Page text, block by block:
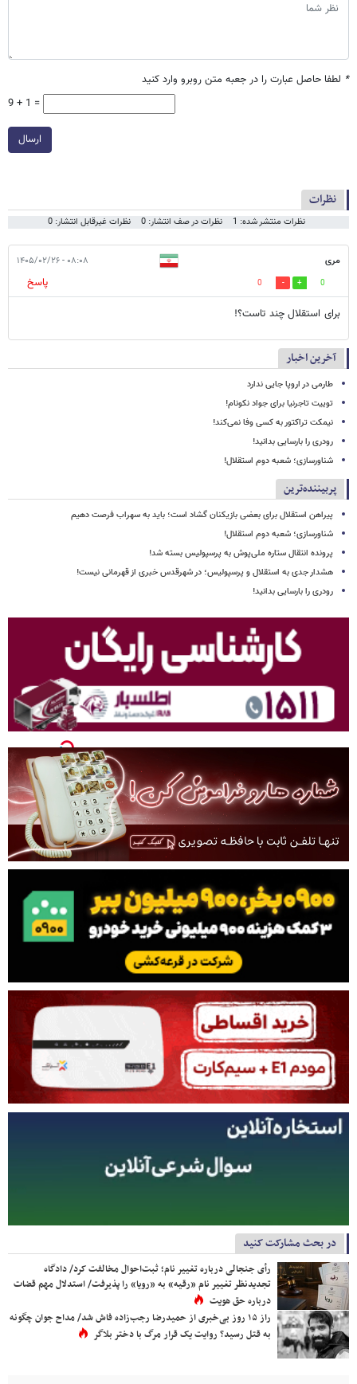
* لطفا حاصل عبارت را در جعبه متن روبرو وارد کنید
9 + 1 =
ارسال
نظرات
نظرات منتشر شده: 1 نظرات در صف انتشار: 0 نظرات غیرقابل انتشار: 0
مری ۰۸:۰۸ - ۱۴۰۵/۰۲/۲۶
0
0
پاسخ
برای استقلال چند تاست؟!
آخرین اخبار
طارمی در اروپا جایی ندارد
توییت تاجرنیا برای جواد نکونام!
نیمکت تراکتور به کسی وفا نمی‌کند!
رودری را بارسایی بدانید!
شناورسازی؛ شعبه دوم استقلال!
پربیننده‌ترین
پیراهن استقلال برای بعضی بازیکنان گشاد است؛ باید به سهراب فرصت دهیم
شناورسازی؛ شعبه دوم استقلال!
پرونده انتقال ستاره ملی‌پوش به پرسپولیس بسته شد!
هشدار جدی به استقلال و پرسپولیس؛ در شهرقدس خبری از قهرمانی نیست!
رودری را بارسایی بدانید!
در بحث مشارکت کنید
رأی جنجالی درباره تغییر نام؛ ثبت‌احوال مخالفت کرد/ دادگاه
تجدیدنظر تغییر نام «رقیه» به «رویا» را پذیرفت/ استدلال مهم قضات
درباره حق هویت
راز ۱۵ روز بی‌خبری از حمیدرضا رجب‌زاده فاش شد/ مداح جوان چگونه
به قتل رسید؟ روایت یک قرار مرگ با دختر بلاگر